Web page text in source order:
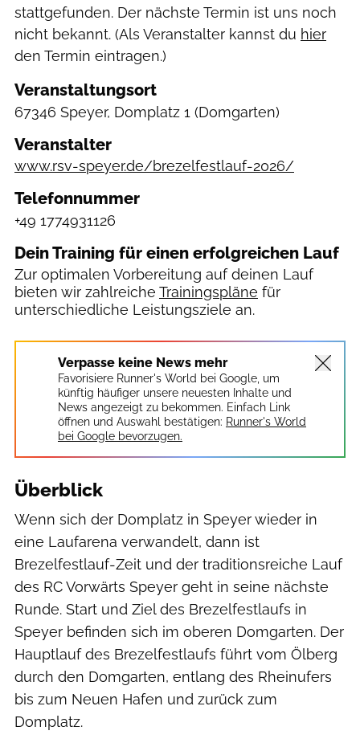
stattgefunden. Der nächste Termin ist uns noch
nicht bekannt. (Als Veranstalter kannst du hier
den Termin eintragen.)
Veranstaltungsort
67346 Speyer, Domplatz 1 (Domgarten)
Veranstalter
www.rsv-speyer.de/brezelfestlauf-2026/
Telefonnummer
+49 1774931126
Dein Training für einen erfolgreichen Lauf
Zur optimalen Vorbereitung auf deinen Lauf
bieten wir zahlreiche Trainingspläne für
unterschiedliche Leistungsziele an.
Verpasse keine News mehr
Favorisiere Runner's World bei Google, um
künftig häufiger unsere neuesten Inhalte und
News angezeigt zu bekommen. Einfach Link
öffnen und Auswahl bestätigen: Runner's World
bei Google bevorzugen.
Überblick
Wenn sich der Domplatz in Speyer wieder in
eine Laufarena verwandelt, dann ist
Brezelfestlauf-Zeit und der traditionsreiche Lauf
des RC Vorwärts Speyer geht in seine nächste
Runde. Start und Ziel des Brezelfestlaufs in
Speyer befinden sich im oberen Domgarten. Der
Hauptlauf des Brezelfestlaufs führt vom Ölberg
durch den Domgarten, entlang des Rheinufers
bis zum Neuen Hafen und zurück zum
Domplatz.